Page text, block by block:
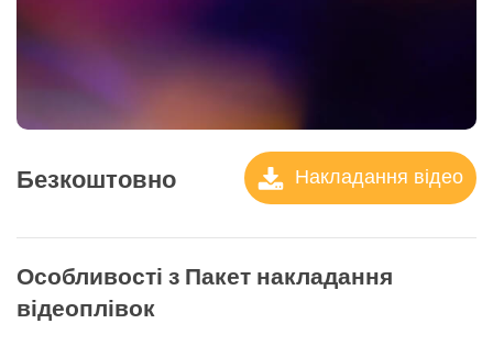
Безкоштовно Накладання відео
Особливості з Пакет накладання
відеоплівок